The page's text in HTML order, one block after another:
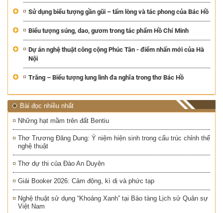
Sử dụng biểu tượng gần gũi – tấm lòng và tác phong của Bác Hồ
Biểu tượng súng, dao, gươm trong tác phẩm Hồ Chí Minh
Dự án nghệ thuật công cộng Phúc Tân - điểm nhấn mới của Hà
Nội
Trăng – Biểu tượng lung linh đa nghĩa trong thơ Bác Hồ
Bài đọc nhiều nhất
Những hạt mầm trên đất Bentiu
Thơ Trương Đăng Dung: Ý niệm hiện sinh trong cấu trúc chỉnh thể
nghệ thuật
Thơ dự thi của Đào An Duyên
Giải Booker 2026: Cảm động, kì dị và phức tạp
Nghệ thuật sử dụng “Khoảng Xanh” tại Bảo tàng Lịch sử Quân sự
Việt Nam